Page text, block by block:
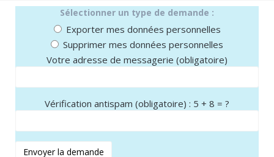
Sélectionner un type de demande :
Exporter mes données personnelles
Supprimer mes données personnelles
Votre adresse de messagerie (obligatoire)
Vérification antispam (obligatoire) : 5 + 8 = ?